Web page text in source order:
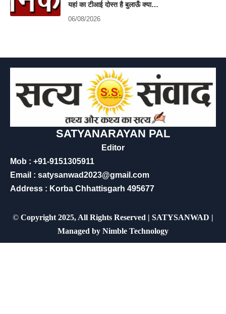
यहां का टीआई दोस्त है बुलाऊँ क्या…
06/08/2026
SATYANARAYAN PAL
Editor
Mob : +91-9151305911
Email : satysanwad2023@gmail.com
Address : Korba Chhattisgarh 495677
© Copyright 2025, All Rights Reserved | SATYSANWAD |
Managed by Nimble Technology